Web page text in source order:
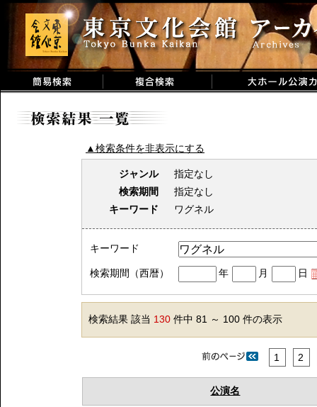
▲検索条件を非表示にする
ジャンル
指定なし
検索期間
指定なし
キーワード
ワグネル
キーワード
検索期間（西暦） 年 月 日
検索結果 該当 130 件中 81 ～ 100 件の表示
1 2
公演名